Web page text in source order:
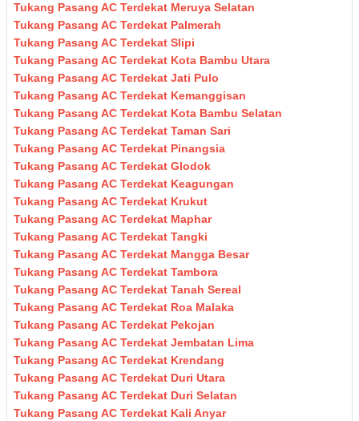
Tukang Pasang AC Terdekat Meruya Selatan
Tukang Pasang AC Terdekat Palmerah
Tukang Pasang AC Terdekat Slipi
Tukang Pasang AC Terdekat Kota Bambu Utara
Tukang Pasang AC Terdekat Jati Pulo
Tukang Pasang AC Terdekat Kemanggisan
Tukang Pasang AC Terdekat Kota Bambu Selatan
Tukang Pasang AC Terdekat Taman Sari
Tukang Pasang AC Terdekat Pinangsia
Tukang Pasang AC Terdekat Glodok
Tukang Pasang AC Terdekat Keagungan
Tukang Pasang AC Terdekat Krukut
Tukang Pasang AC Terdekat Maphar
Tukang Pasang AC Terdekat Tangki
Tukang Pasang AC Terdekat Mangga Besar
Tukang Pasang AC Terdekat Tambora
Tukang Pasang AC Terdekat Tanah Sereal
Tukang Pasang AC Terdekat Roa Malaka
Tukang Pasang AC Terdekat Pekojan
Tukang Pasang AC Terdekat Jembatan Lima
Tukang Pasang AC Terdekat Krendang
Tukang Pasang AC Terdekat Duri Utara
Tukang Pasang AC Terdekat Duri Selatan
Tukang Pasang AC Terdekat Kali Anyar